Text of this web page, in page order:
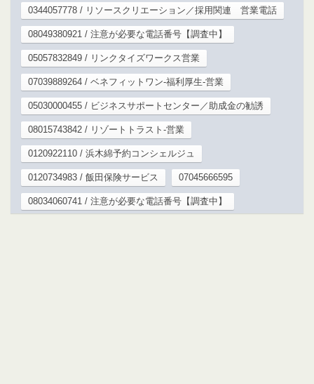
0344057778 / リソースクリエーション／採用関連 営業電話
08049380921 / 注意が必要な電話番号【調査中】
05057832849 / リンクタイズワークス営業
07039889264 / ベネフィットワン-福利厚生-営業
05030000455 / ビジネスサポートセンター／助成金の勧誘
08015743842 / リゾートトラスト-営業
0120922110 / 浜木綿予約コンシェルジュ
0120734983 / 飯田保険サービス 07045666595
08034060741 / 注意が必要な電話番号【調査中】